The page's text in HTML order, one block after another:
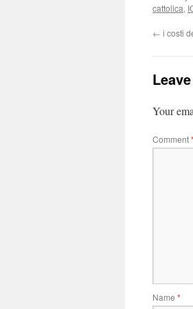
cattolica,
← i costi
Your
Comment
Name *